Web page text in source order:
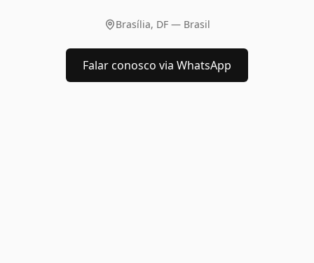
Brasília, DF — Brasil
Falar conosco via WhatsApp